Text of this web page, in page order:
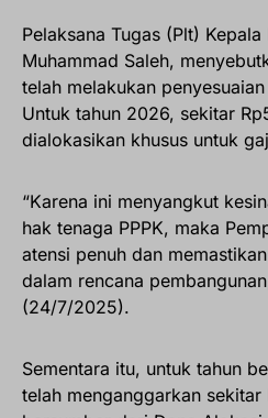
Pelaksana Tugas (Plt)
Muhammad Saleh,
telah melakukan
Untuk tahun 2026, sekitar
dialokasikan khusus untuk
“Karena ini menyangkut
hak tenaga PPPK, maka
atensi penuh dan
dalam rencana
(24/7/2025).
Sementara itu, untuk tahun
telah menganggarkan